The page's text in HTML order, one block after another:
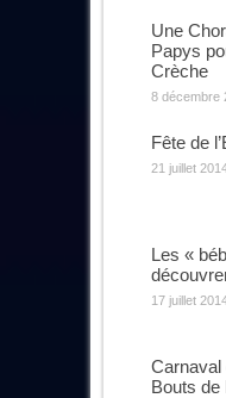
Une
Papys
Crèche
8 décembre
Fête de
21 juillet
Les «
17 juillet
Carnaval
Bouts de